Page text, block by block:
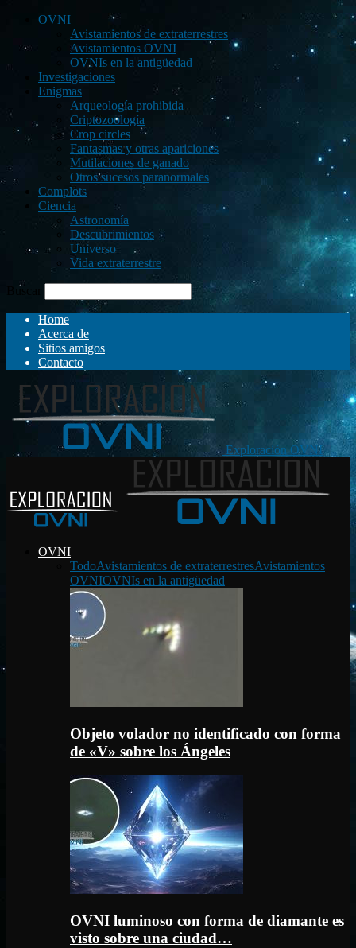
OVNI
Avistamientos de extraterrestres
Avistamientos OVNI
OVNIs en la antigüedad
Investigaciones
Enigmas
Arqueología prohibida
Criptozoología
Crop circles
Fantasmas y otras apariciones
Mutilaciones de ganado
Otros sucesos paranormales
Complots
Ciencia
Astronomía
Descubrimientos
Universo
Vida extraterrestre
Buscar
Home
Acerca de
Sitios amigos
Contacto
Exploración OVNI
OVNI
TodoAvistamientos de extraterrestresAvistamientos
OVNIOVNIs en la antigüedad
Objeto volador no identificado con forma
de «V» sobre los Ángeles
OVNI luminoso con forma de diamante es
visto sobre una ciudad…